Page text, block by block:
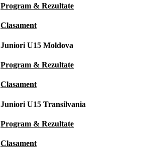
Program & Rezultate
Clasament
Juniori U15 Moldova
Program & Rezultate
Clasament
Juniori U15 Transilvania
Program & Rezultate
Clasament